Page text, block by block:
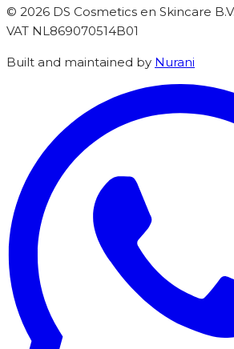
© 2026 DS Cosmetics en Skincare B.V.
VAT NL869070514B01
Built and maintained by Nurani